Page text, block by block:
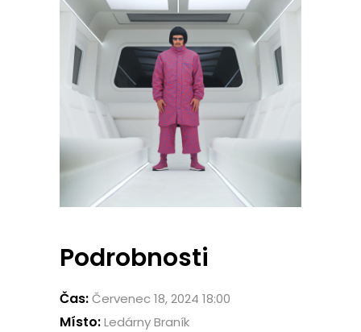
Podrobnosti
Čas:Červenec 18, 2024 18:00
Místo:Ledárny Braník